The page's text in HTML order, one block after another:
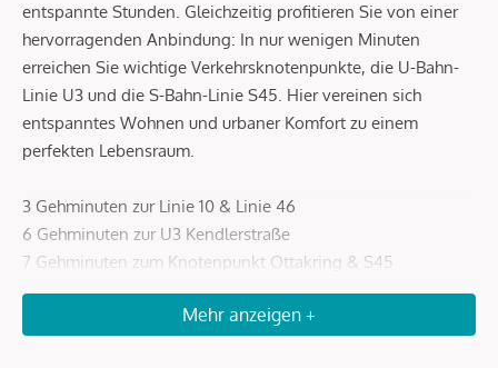
entspannte Stunden. Gleichzeitig profitieren Sie von einer
hervorragenden Anbindung: In nur wenigen Minuten
erreichen Sie wichtige Verkehrsknotenpunkte, die U-Bahn-
Linie U3 und die S-Bahn-Linie S45. Hier vereinen sich
entspanntes Wohnen und urbaner Komfort zu einem
perfekten Lebensraum.
3 Gehminuten zur Linie 10 & Linie 46
6 Gehminuten zur U3 Kendlerstraße
7 Gehminuten zum Knotenpunkt Ottakring & S45
9 Gehminuten zur Klinik Ottakring
9 Fahrminuten zum Wilhelminenberg
Mehr anzeigen +